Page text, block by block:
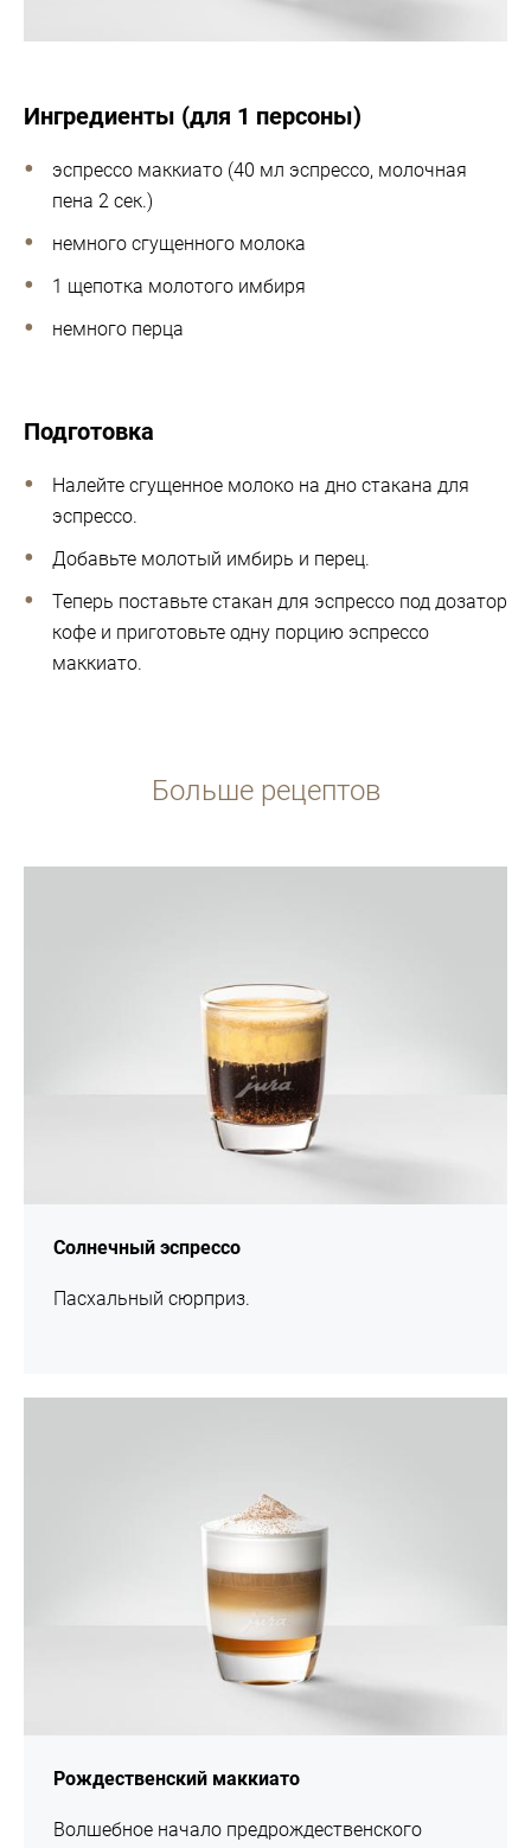
Ингредиенты (для 1 персоны)
эспрессо маккиато (40 мл эспрессо, молочная
пена 2 сек.)
немного сгущенного молока
1 щепотка молотого имбиря
немного перца
Подготовка
Налейте сгущенное молоко на дно стакана для
эспрессо.
Добавьте молотый имбирь и перец.
Теперь поставьте стакан для эспрессо под дозатор
кофе и приготовьте одну порцию эспрессо
маккиато.
Больше рецептов
Солнечный эспрессо
Пасхальный сюрприз.
Рождественский маккиато
Волшебное начало предрождественского